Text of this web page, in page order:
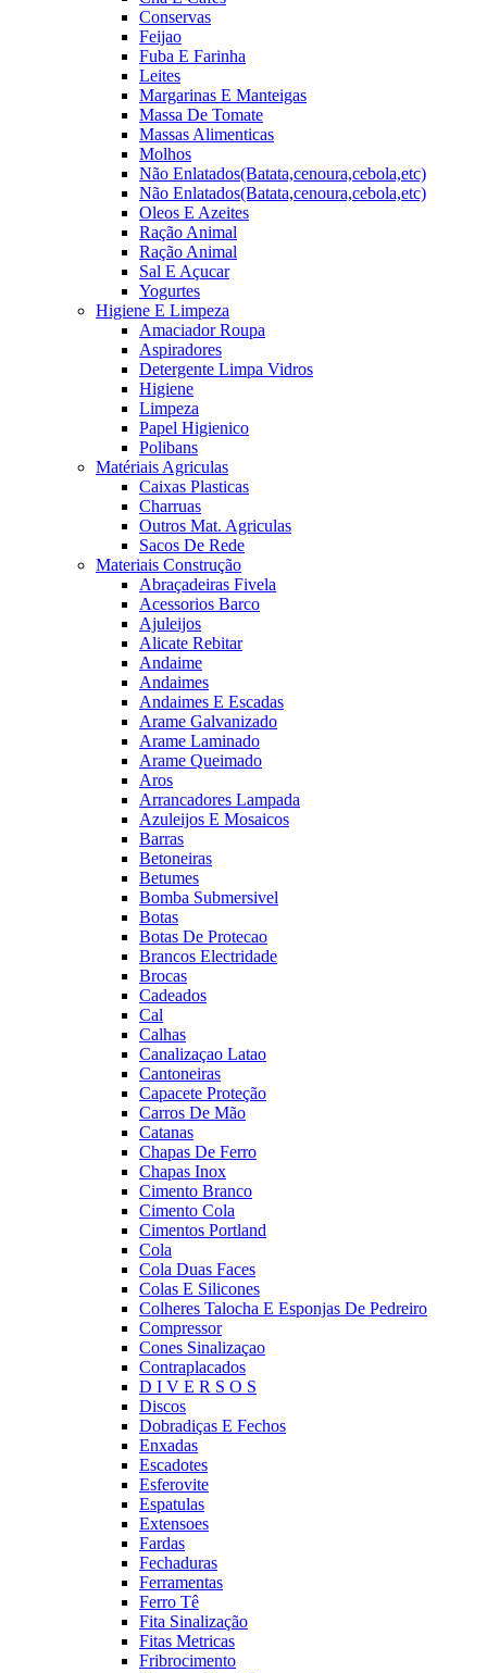
Conservas
Feijao
Fuba E Farinha
Leites
Margarinas E Manteigas
Massa De Tomate
Massas Alimenticas
Molhos
Não Enlatados(Batata,cenoura,cebola,etc)
Não Enlatados(Batata,cenoura,cebola,etc)
Oleos E Azeites
Ração Animal
Ração Animal
Sal E Açucar
Yogurtes
Higiene E Limpeza
Amaciador Roupa
Aspiradores
Detergente Limpa Vidros
Higiene
Limpeza
Papel Higienico
Polibans
Matériais Agriculas
Caixas Plasticas
Charruas
Outros Mat. Agriculas
Sacos De Rede
Materiais Construção
Abraçadeiras Fivela
Acessorios Barco
Ajuleijos
Alicate Rebitar
Andaime
Andaimes
Andaimes E Escadas
Arame Galvanizado
Arame Laminado
Arame Queimado
Aros
Arrancadores Lampada
Azuleijos E Mosaicos
Barras
Betoneiras
Betumes
Bomba Submersivel
Botas
Botas De Protecao
Brancos Electridade
Brocas
Cadeados
Cal
Calhas
Canalizaçao Latao
Cantoneiras
Capacete Proteção
Carros De Mão
Catanas
Chapas De Ferro
Chapas Inox
Cimento Branco
Cimento Cola
Cimentos Portland
Cola
Cola Duas Faces
Colas E Silicones
Colheres Talocha E Esponjas De Pedreiro
Compressor
Cones Sinalizaçao
Contraplacados
D I V E R S O S
Discos
Dobradiças E Fechos
Enxadas
Escadotes
Esferovite
Espatulas
Extensoes
Fardas
Fechaduras
Ferramentas
Ferro Tê
Fita Sinalização
Fitas Metricas
Fribrocimento